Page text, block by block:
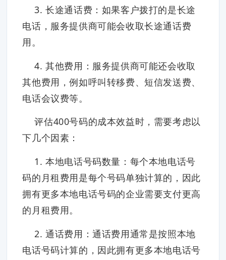
3. 长途通话费：如果客户拨打的是长途
电话，服务提供商可能会收取长途通话费
用。
4. 其他费用：服务提供商可能还会收取
其他费用，例如呼叫转移费、短信发送费、
电话会议费等。
评估400号码的成本效益时，需要考虑以
下几个因素：
1. 本地电话号码数量：每个本地电话号
码的月租费用是每个号码单独计算的，因此
拥有更多本地电话号码的企业需要支付更高
的月租费用。
2. 通话费用：通话费用通常是按照本地
电话号码计算的，因此拥有更多本地电话号